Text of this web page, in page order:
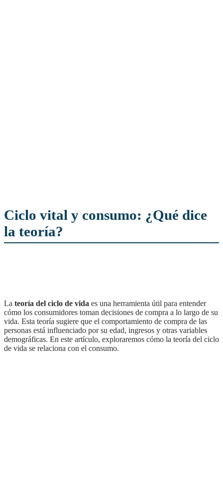
Ciclo vital y consumo: ¿Qué dice
la teoría?
La teoría del ciclo de vida es una herramienta útil para entender
cómo los consumidores toman decisiones de compra a lo largo de su
vida. Esta teoría sugiere que el comportamiento de compra de las
personas está influenciado por su edad, ingresos y otras variables
demográficas. En este artículo, exploraremos cómo la teoría del ciclo
de vida se relaciona con el consumo.